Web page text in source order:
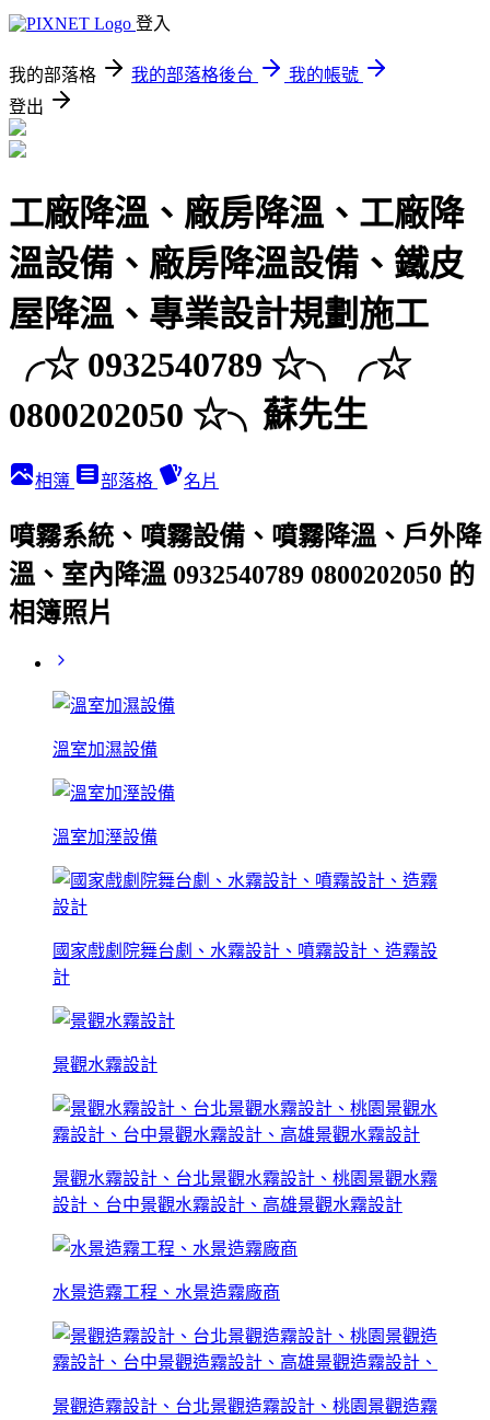
登入
我的部落格 我的部落格後台
我的帳號
登出
工廠降溫、廠房降溫、工廠降
溫設備、廠房降溫設備、鐵皮
屋降溫、專業設計規劃施工
╭☆ 0932540789 ☆╮╭☆
0800202050 ☆╮蘇先生
相簿 部落格 名片
噴霧系統、噴霧設備、噴霧降溫、戶外降
溫、室內降溫 0932540789 0800202050 的
相簿照片
溫室加濕設備
溫室加溼設備
國家戲劇院舞台劇、水霧設計、噴霧設計、造霧設
計
景觀水霧設計
景觀水霧設計、台北景觀水霧設計、桃園景觀水霧
設計、台中景觀水霧設計、高雄景觀水霧設計
水景造霧工程、水景造霧廠商
景觀造霧設計、台北景觀造霧設計、桃園景觀造霧